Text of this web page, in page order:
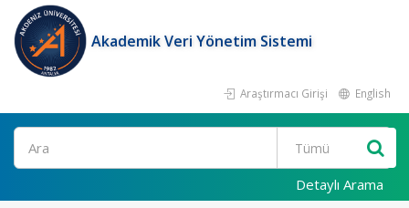
Akademik Veri Yönetim Sistemi
Araştırmacı Girişi English
Ara
Detaylı Arama